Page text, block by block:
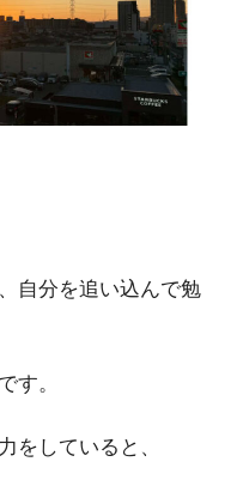
自分を追い込んで勉
す。
をしていると、